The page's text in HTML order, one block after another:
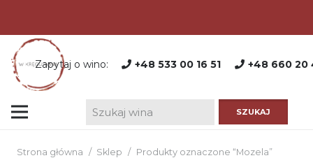
Zapytaj o wino: +48 533 00 16 51 +48 660 20
Strona główna / Sklep / Produkty oznaczone “Mozela”